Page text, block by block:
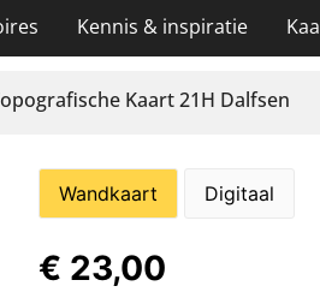
Kennis & inspiratie
Kaart 21H Dalfsen
Wandkaart Digitaal
€ 23,00